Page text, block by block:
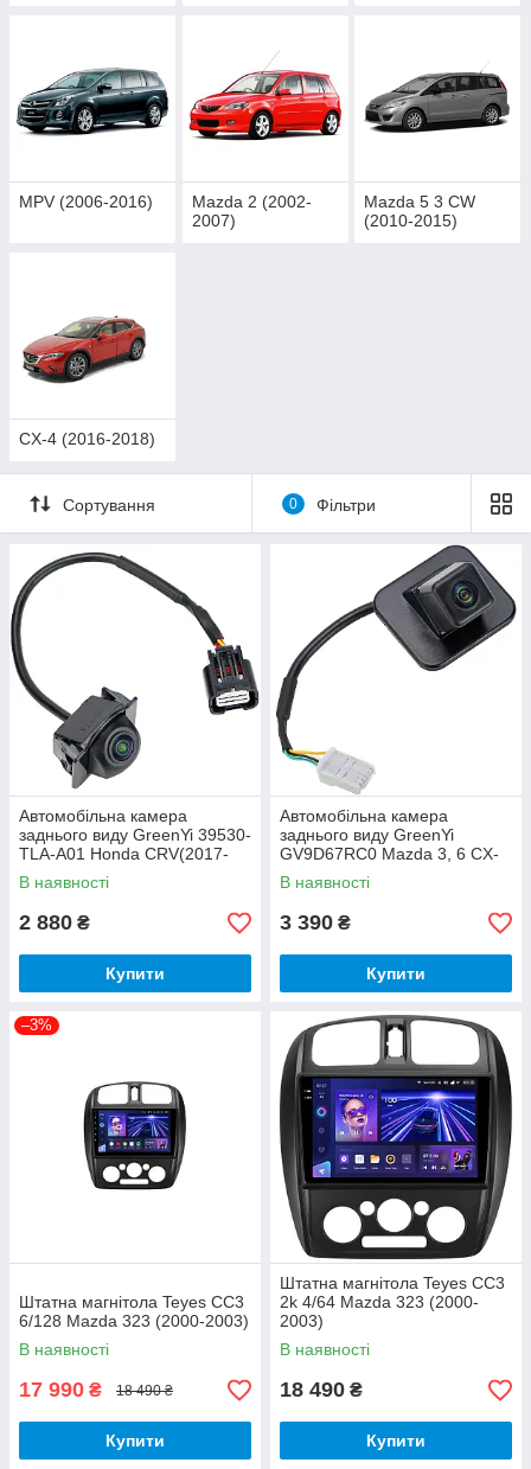
MPV (2006-2016)
Mazda 2 (2002-
2007)
Mazda 5 3 CW
(2010-2015)
CX-4 (2016-2018)
Сортування 0 Фільтри
Автомобільна камера
заднього виду GreenYi 39530-
TLA-A01 Honda CRV(2017-
2022) Honda CR-V Hybrid
(2020-2022)
В наявності
2 880 ₴
Купити
Автомобільна камера
заднього виду GreenYi
GV9D67RC0 Mazda 3, 6 CX-
3, CX-5 2013-2020, GV9D-67-
RC0
В наявності
3 390 ₴
Купити
–3%
Штатна магнітола Teyes CC3
6/128 Mazda 323 (2000-2003)
В наявності
17 990 ₴ 18 490 ₴
Купити
Штатна магнітола Teyes CC3
2k 4/64 Mazda 323 (2000-
2003)
В наявності
18 490 ₴
Купити